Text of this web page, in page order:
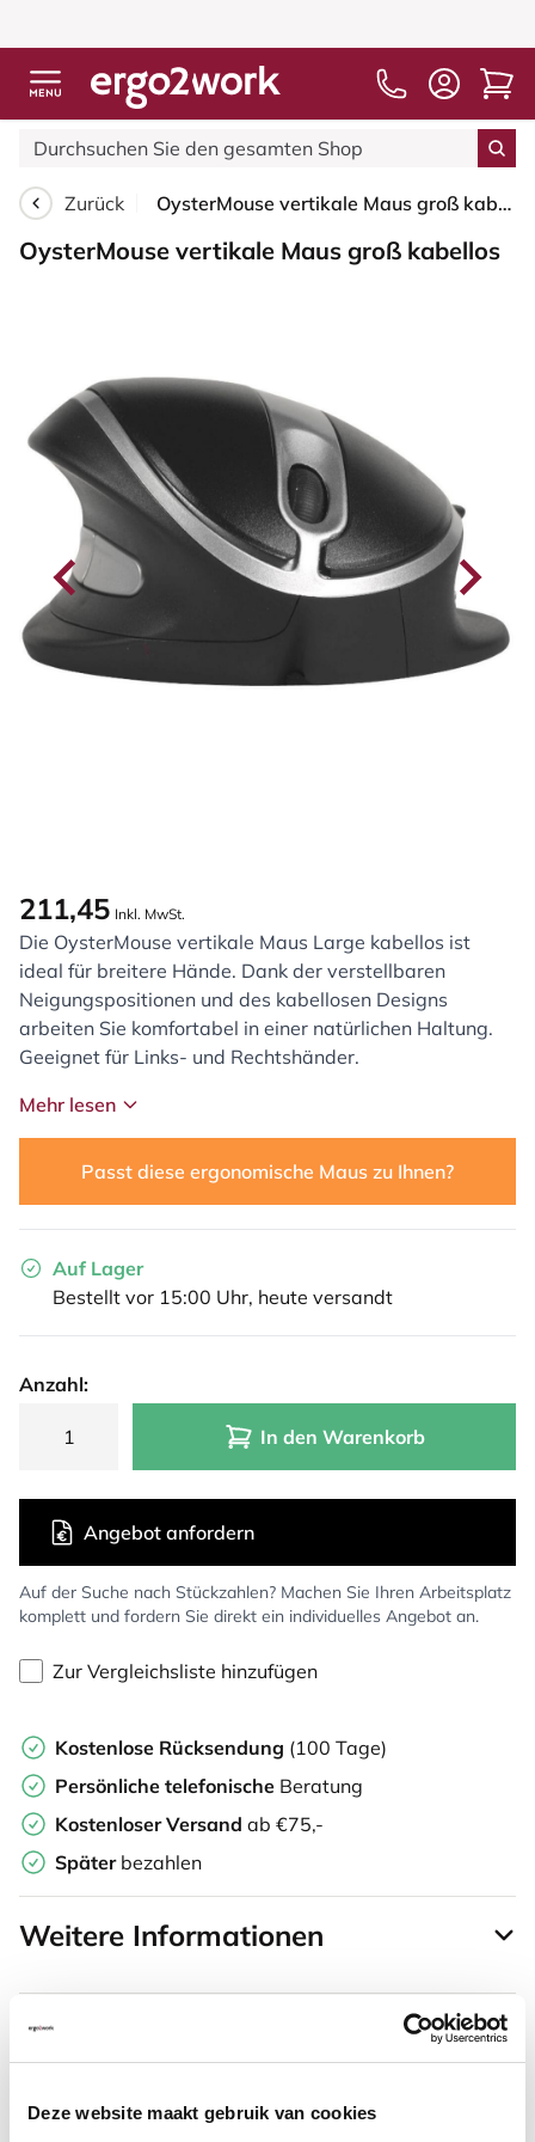
Deze website maakt gebruik van cookies
Zurück OysterMouse vertikale Maus groß kabellos
OysterMouse vertikale Maus groß kabellos
211,45 Inkl. MwSt.
Die OysterMouse vertikale Maus Large kabellos ist
ideal für breitere Hände. Dank der verstellbaren
Neigungspositionen und des kabellosen Designs
arbeiten Sie komfortabel in einer natürlichen Haltung.
Geeignet für Links- und Rechtshänder.
Mehr lesen
Passt diese ergonomische Maus zu Ihnen?
Auf Lager
Bestellt vor 15:00 Uhr, heute versandt
Anzahl:
In den Warenkorb
Auf der Suche nach Stückzahlen? Machen Sie Ihren Arbeitsplatz
komplett und fordern Sie direkt ein individuelles Angebot an.
Angebot anfordern
Zur Vergleichsliste hinzufügen
Kostenlose Rücksendung (100 Tage)
Persönliche telefonische Beratung
Kostenloser Versand ab €75,-
Später bezahlen
Weitere Informationen
Häufig zusammen gekauft mit